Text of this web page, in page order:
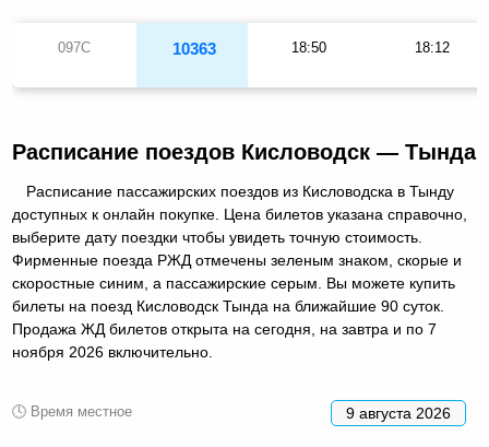
097С 10363 18:50 18:12
Расписание поездов Кисловодск — Тында
Расписание пассажирских поездов из Кисловодска в Тынду
доступных к онлайн покупке. Цена билетов указана справочно,
выберите дату поездки чтобы увидеть точную стоимость.
Фирменные поезда РЖД отмечены зеленым знаком, скорые и
скоростные синим, а пассажирские серым. Вы можете купить
билеты на поезд Кисловодск Тында на ближайшие 90 суток.
Продажа ЖД билетов открыта на сегодня, на завтра и по 7
ноября 2026 включительно.
🕓 Время местное 9 августа 2026